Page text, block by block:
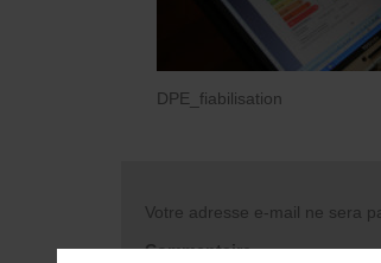
DPE_fiabilisation
Votre adresse e-mail ne sera
Commentaire